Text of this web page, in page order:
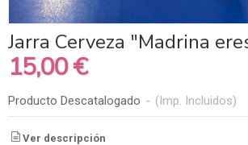
Jarra Cerveza "Madrina
15,00 €
Producto Descatalogado - (Imp. Incluidos)
Ver descripción